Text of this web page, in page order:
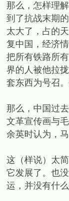
那么，怎样理
到了抗战末期
太大了，占的
复中国，经济
把所有铁路所
界的人被他拉
套东西为号召
那么，中国过
文革宣传画与
余英时认为，
这（样说）太
它发展了。也
运，并没有什